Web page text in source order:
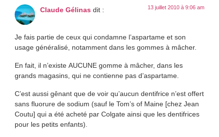
Claude Gélinas dit : 13 juillet 2010 à 9:06 am
Je fais partie de ceux qui condamne l’aspartame et son
usage généralisé, notamment dans les gommes à mâcher.
En fait, il n’existe AUCUNE gomme à mâcher, dans les
grands magasins, qui ne contienne pas d’aspartame.
C’est aussi gênant que de voir qu’aucun dentifrice n’est offert
sans fluorure de sodium (sauf le Tom’s of Maine [chez Jean
Coutu] qui a été acheté par Colgate ainsi que les dentifrices
pour les petits enfants).